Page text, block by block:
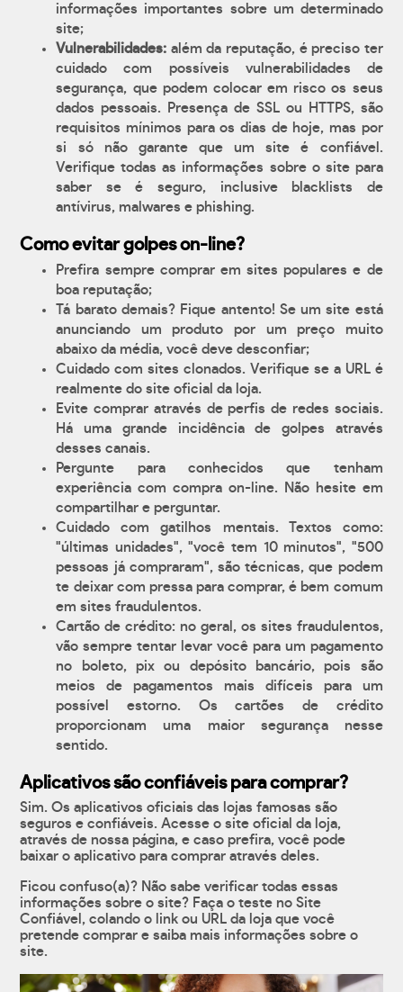
informações importantes sobre um determinado
site;
Vulnerabilidades: além da reputação, é preciso ter
cuidado com possíveis vulnerabilidades de
segurança, que podem colocar em risco os seus
dados pessoais. Presença de SSL ou HTTPS, são
requisitos mínimos para os dias de hoje, mas por
si só não garante que um site é confiável.
Verifique todas as informações sobre o site para
saber se é seguro, inclusive blacklists de
antívirus, malwares e phishing.
Como evitar golpes on-line?
Prefira sempre comprar em sites populares e de
boa reputação;
Tá barato demais? Fique antento! Se um site está
anunciando um produto por um preço muito
abaixo da média, você deve desconfiar;
Cuidado com sites clonados. Verifique se a URL é
realmente do site oficial da loja.
Evite comprar através de perfis de redes sociais.
Há uma grande incidência de golpes através
desses canais.
Pergunte para conhecidos que tenham
experiência com compra on-line. Não hesite em
compartilhar e perguntar.
Cuidado com gatilhos mentais. Textos como:
"últimas unidades", "você tem 10 minutos", "500
pessoas já compraram", são técnicas, que podem
te deixar com pressa para comprar, é bem comum
em sites fraudulentos.
Cartão de crédito: no geral, os sites fraudulentos,
vão sempre tentar levar você para um pagamento
no boleto, pix ou depósito bancário, pois são
meios de pagamentos mais difíceis para um
possível estorno. Os cartões de crédito
proporcionam uma maior segurança nesse
sentido.
Aplicativos são confiáveis para comprar?
Sim. Os aplicativos oficiais das lojas famosas são
seguros e confiáveis. Acesse o site oficial da loja,
através de nossa página, e caso prefira, você pode
baixar o aplicativo para comprar através deles.
Ficou confuso(a)? Não sabe verificar todas essas
informações sobre o site? Faça o teste no Site
Confiável, colando o link ou URL da loja que você
pretende comprar e saiba mais informações sobre o
site.